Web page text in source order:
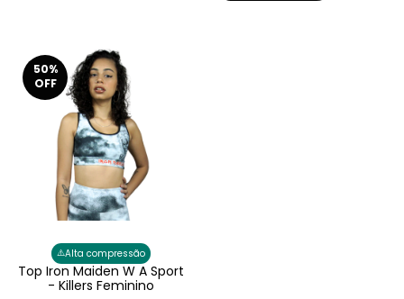
50%
OFF
⚠️Alta compressão
Top Iron Maiden W A Sport
- Killers Feminino